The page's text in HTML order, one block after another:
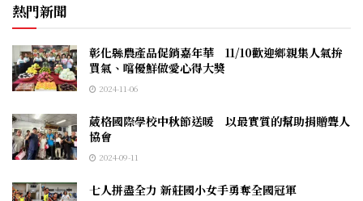
熱門新聞
彰化縣農產品促銷嘉年華 11/10歡迎鄉親集人氣拚
買氣、嚐優鮮做愛心得大獎
2024-11-06
葳格國際學校中秋節送暖 以最實質的幫助捐贈聾人
協會
2024-09-11
七人拼盡全力 新莊國小女手勇奪全國冠軍